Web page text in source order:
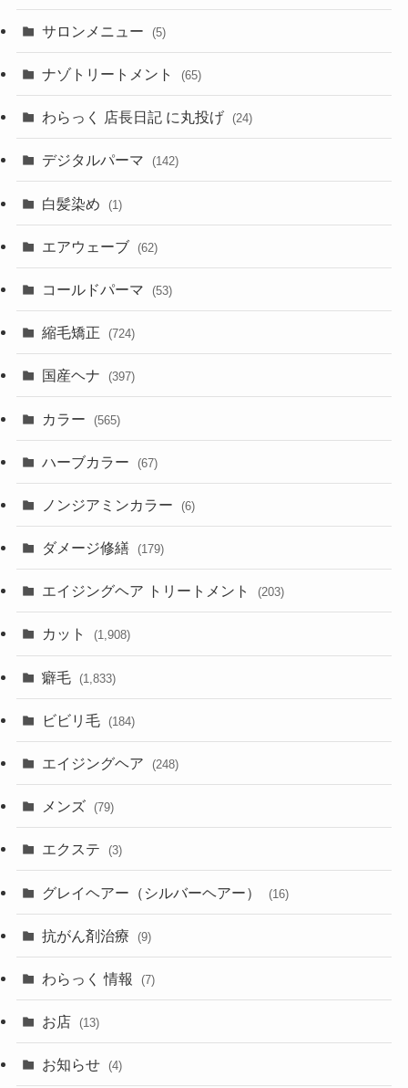
サロンメニュー (5)
ナゾトリートメント (65)
わらっく 店長日記 に丸投げ (24)
デジタルパーマ (142)
白髪染め (1)
エアウェーブ (62)
コールドパーマ (53)
縮毛矯正 (724)
国産ヘナ (397)
カラー (565)
ハーブカラー (67)
ノンジアミンカラー (6)
ダメージ修繕 (179)
エイジングヘア トリートメント (203)
カット (1,908)
癖毛 (1,833)
ビビリ毛 (184)
エイジングヘア (248)
メンズ (79)
エクステ (3)
グレイヘアー（シルバーヘアー） (16)
抗がん剤治療 (9)
わらっく 情報 (7)
お店 (13)
お知らせ (4)